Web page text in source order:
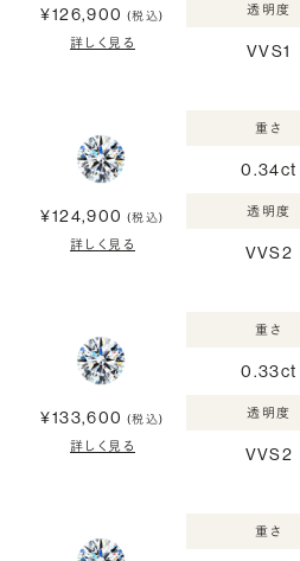
¥126,900 (税込)
詳しく見る
透明度
VVS1
¥124,900 (税込)
詳しく見る
重さ
0.34ct
透明度
VVS2
¥133,600 (税込)
詳しく見る
重さ
0.33ct
透明度
VVS2
重さ